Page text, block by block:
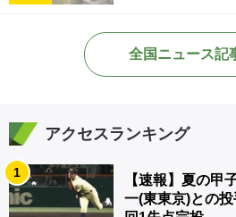
全国ニュース記
アクセスランキング
1
【速報】夏の
一(東東京)との